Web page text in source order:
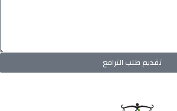
تقديم طلب الترافع